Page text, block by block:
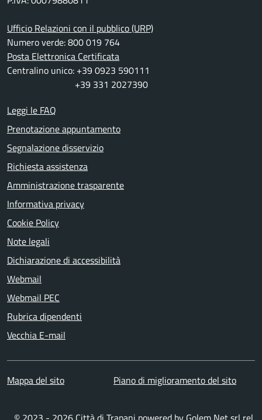
Ufficio Relazioni con il pubblico (URP)
Numero verde: 800 019 764
Posta Elettronica Certificata
Centralino unico: +39 0923 590111
+39 331 2027390
Leggi le FAQ
Prenotazione appuntamento
Segnalazione disservizio
Richiesta assistenza
Amministrazione trasparente
Informativa privacy
Cookie Policy
Note legali
Dichiarazione di accessibilità
Webmail
Webmail PEC
Rubrica dipendenti
Vecchia E-mail
Mappa del sito Piano di miglioramento del sito